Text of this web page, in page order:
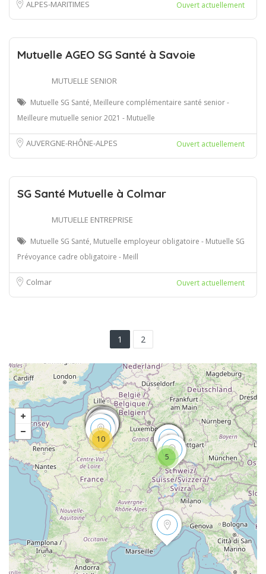
ALPES-MARITIMES Ouvert actuellement
Mutuelle AGEO SG Santé à Savoie
MUTUELLE SENIOR
Mutuelle SG Santé, Meilleure complémentaire santé senior -
Meilleure mutuelle senior 2021 - Mutuelle
AUVERGNE-RHÔNE-ALPES Ouvert actuellement
SG Santé Mutuelle à Colmar
MUTUELLE ENTREPRISE
Mutuelle SG Santé, Mutuelle employeur obligatoire - Mutuelle SG
Prévoyance cadre obligatoire - Meill
Colmar Ouvert actuellement
1 2
5
10